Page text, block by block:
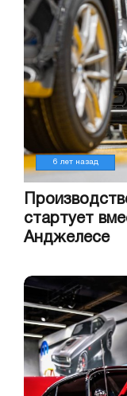
6 лет назад
стартует
Анджелесе